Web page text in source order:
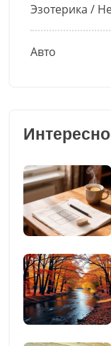
Эзотерика /
Авто